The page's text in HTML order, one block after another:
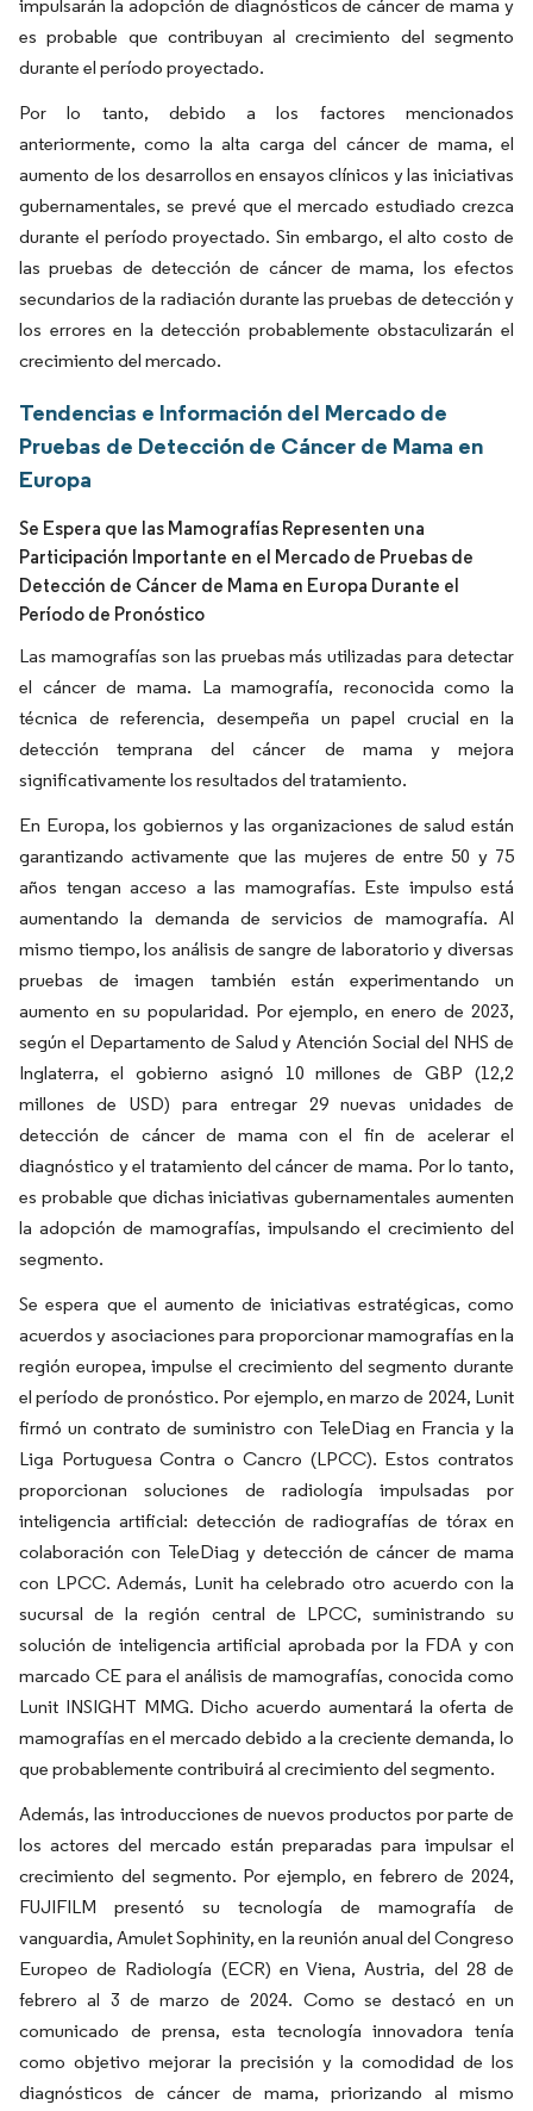
impulsarán la adopción de diagnósticos de cáncer de mama y
es probable que contribuyan al crecimiento del segmento
durante el período proyectado.
Por lo tanto, debido a los factores mencionados
anteriormente, como la alta carga del cáncer de mama, el
aumento de los desarrollos en ensayos clínicos y las iniciativas
gubernamentales, se prevé que el mercado estudiado crezca
durante el período proyectado. Sin embargo, el alto costo de
las pruebas de detección de cáncer de mama, los efectos
secundarios de la radiación durante las pruebas de detección y
los errores en la detección probablemente obstaculizarán el
crecimiento del mercado.
Tendencias e Información del Mercado de
Pruebas de Detección de Cáncer de Mama en
Europa
Se Espera que las Mamografías Representen una
Participación Importante en el Mercado de Pruebas de
Detección de Cáncer de Mama en Europa Durante el
Período de Pronóstico
Las mamografías son las pruebas más utilizadas para detectar
el cáncer de mama. La mamografía, reconocida como la
técnica de referencia, desempeña un papel crucial en la
detección temprana del cáncer de mama y mejora
significativamente los resultados del tratamiento.
En Europa, los gobiernos y las organizaciones de salud están
garantizando activamente que las mujeres de entre 50 y 75
años tengan acceso a las mamografías. Este impulso está
aumentando la demanda de servicios de mamografía. Al
mismo tiempo, los análisis de sangre de laboratorio y diversas
pruebas de imagen también están experimentando un
aumento en su popularidad. Por ejemplo, en enero de 2023,
según el Departamento de Salud y Atención Social del NHS de
Inglaterra, el gobierno asignó 10 millones de GBP (12,2
millones de USD) para entregar 29 nuevas unidades de
detección de cáncer de mama con el fin de acelerar el
diagnóstico y el tratamiento del cáncer de mama. Por lo tanto,
es probable que dichas iniciativas gubernamentales aumenten
la adopción de mamografías, impulsando el crecimiento del
segmento.
Se espera que el aumento de iniciativas estratégicas, como
acuerdos y asociaciones para proporcionar mamografías en la
región europea, impulse el crecimiento del segmento durante
el período de pronóstico. Por ejemplo, en marzo de 2024, Lunit
firmó un contrato de suministro con TeleDiag en Francia y la
Liga Portuguesa Contra o Cancro (LPCC). Estos contratos
proporcionan soluciones de radiología impulsadas por
inteligencia artificial: detección de radiografías de tórax en
colaboración con TeleDiag y detección de cáncer de mama
con LPCC. Además, Lunit ha celebrado otro acuerdo con la
sucursal de la región central de LPCC, suministrando su
solución de inteligencia artificial aprobada por la FDA y con
marcado CE para el análisis de mamografías, conocida como
Lunit INSIGHT MMG. Dicho acuerdo aumentará la oferta de
mamografías en el mercado debido a la creciente demanda, lo
que probablemente contribuirá al crecimiento del segmento.
Además, las introducciones de nuevos productos por parte de
los actores del mercado están preparadas para impulsar el
crecimiento del segmento. Por ejemplo, en febrero de 2024,
FUJIFILM presentó su tecnología de mamografía de
vanguardia, Amulet Sophinity, en la reunión anual del Congreso
Europeo de Radiología (ECR) en Viena, Austria, del 28 de
febrero al 3 de marzo de 2024. Como se destacó en un
comunicado de prensa, esta tecnología innovadora tenía
como objetivo mejorar la precisión y la comodidad de los
diagnósticos de cáncer de mama, priorizando al mismo